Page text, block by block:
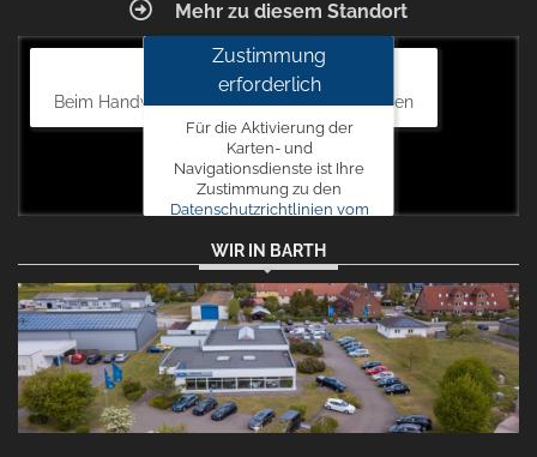
Mehr zu diesem Standort
Autohaus Blunck
Beim Handweiser 19, 18311 Ribnitz-Damgarten
Zustimmung
erforderlich
Für die Aktivierung der
Karten- und
Navigationsdienste ist Ihre
Zustimmung zu den
Datenschutzrichtlinien vom
erforderlich.
Zustimmen
und
aktivieren
WIR IN BARTH